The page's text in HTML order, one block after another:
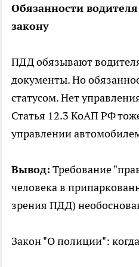
Обязанности
закону
ПДД обязывают
документы. Но
статусом. Нет
Статья 12.3 КоАП РФ
управлении
Вывод: Требование
человека в
зрения ПДД)
Закон "О полиции":